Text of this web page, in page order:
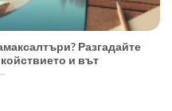
Разгадайте
и вът